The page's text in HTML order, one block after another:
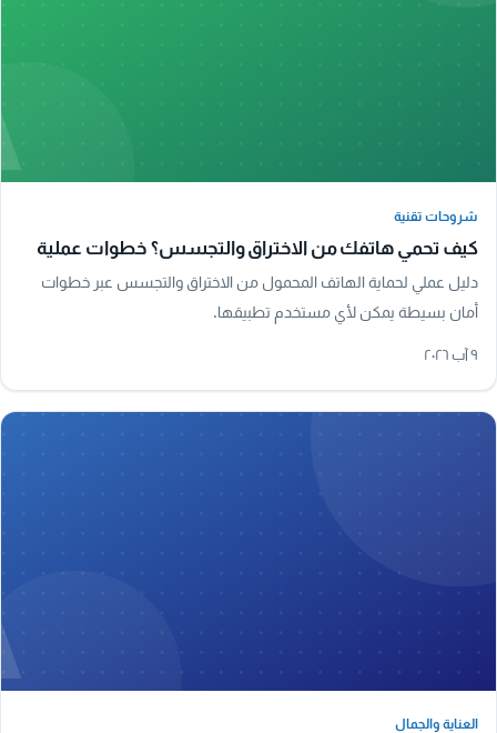
شروحات تقنية
كيف تحمي هاتفك من الاختراق والتجسس؟ خطوات عملية
دليل عملي لحماية الهاتف المحمول من الاختراق والتجسس عبر خطوات
أمان بسيطة يمكن لأي مستخدم تطبيقها.
٩ آب ٢٠٢٦
العناية والجمال